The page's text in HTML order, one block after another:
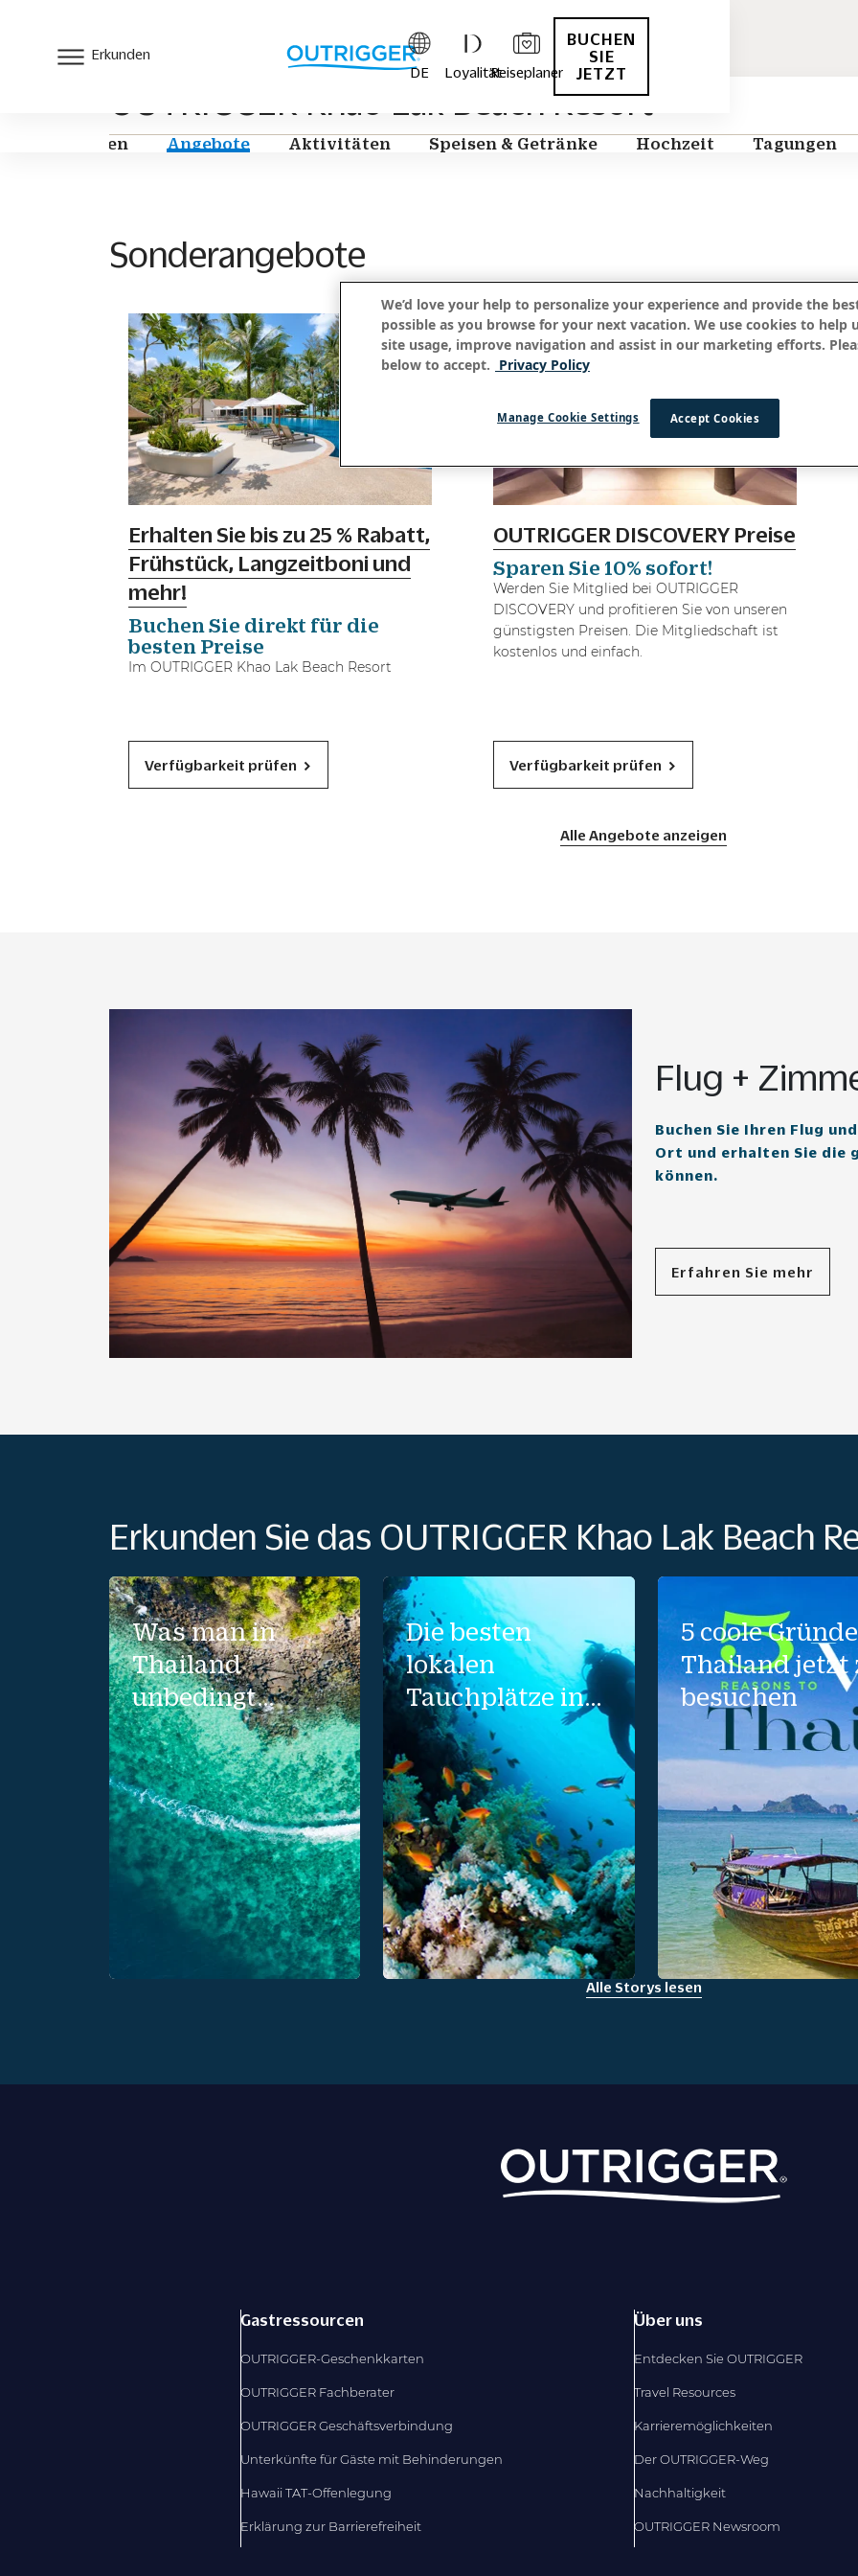
Erkunden
DE
LoyalitätReiseplaner
BUCHEN
SIE
JETZT
OUTRIGGER Khao Lak Beach Resort
& Villen Angebote Aktivitäten Speisen & Getränke Hochzeit Tagungen
Sonderangebote
Erhalten Sie bis zu 25 % Rabatt,
Frühstück, Langzeitboni und
mehr!
Buchen Sie direkt für die
besten Preise
Im OUTRIGGER Khao Lak Beach Resort
Verfügbarkeit prüfen
OUTRIGGER DISCOVERY Preise
Sparen Sie 10% sofort!
Werden Sie Mitglied bei OUTRIGGER
DISCOVERY und profitieren Sie von unseren
günstigsten Preisen. Die Mitgliedschaft ist
kostenlos und einfach.
Verfügbarkeit prüfen
Alle Angebote anzeigen
Flug +
Buchen Sie Ihren Flug
Ort und erhalten Sie die
können.
Erfahren Sie mehr
Erkunden Sie das OUTRIGGER Khao Lak Beach
Was man in
Thailand
unbedingt
ausprobieren
muss: Eine kurze
Liste unserer
Lieblingsaktivitä
ten
Die besten
lokalen
Tauchplätze in
Khao Lak
5 coole
Thailand jetzt
besuchen
Alle Storys lesen
Gastressourcen
OUTRIGGER-Geschenkkarten
OUTRIGGER Fachberater
OUTRIGGER Geschäftsverbindung
Unterkünfte für Gäste mit Behinderungen
Hawaii TAT-Offenlegung
Erklärung zur Barrierefreiheit
Über uns
Entdecken Sie OUTRIGGER
Travel Resources
Karrieremöglichkeiten
Der OUTRIGGER-Weg
Nachhaltigkeit
OUTRIGGER Newsroom
We’d love your help to personalize your experience and provide the
possible as you browse for your next vacation. We use cookies to help
site usage, improve navigation and assist in our marketing efforts.
below to accept. Privacy Policy
Accept Cookies
Manage Cookie Settings